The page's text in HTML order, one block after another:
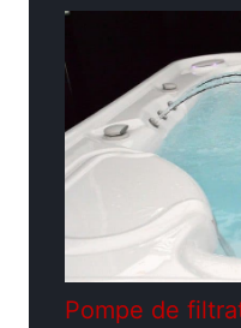
Pompe de